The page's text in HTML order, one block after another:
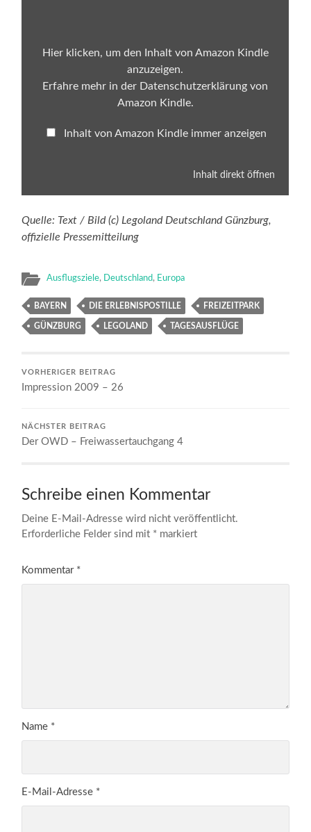
Hier klicken, um den Inhalt von Amazon Kindle
anzuzeigen.
Erfahre mehr in der Datenschutzerklärung von
Amazon Kindle.
Inhalt von Amazon Kindle immer anzeigen
Inhalt direkt öffnen
Quelle: Text / Bild (c) Legoland Deutschland Günzburg,
offizielle Pressemitteilung
Ausflugsziele, Deutschland, Europa
BAYERN DIE ERLEBNISPOSTILLE FREIZEITPARK
GÜNZBURG LEGOLAND TAGESAUSFLÜGE
VORHERIGER BEITRAG
Impression 2009 – 26
NÄCHSTER BEITRAG
Der OWD – Freiwassertauchgang 4
Schreibe einen Kommentar
Deine E-Mail-Adresse wird nicht veröffentlicht.
Erforderliche Felder sind mit * markiert
Kommentar *
Name *
E-Mail-Adresse *